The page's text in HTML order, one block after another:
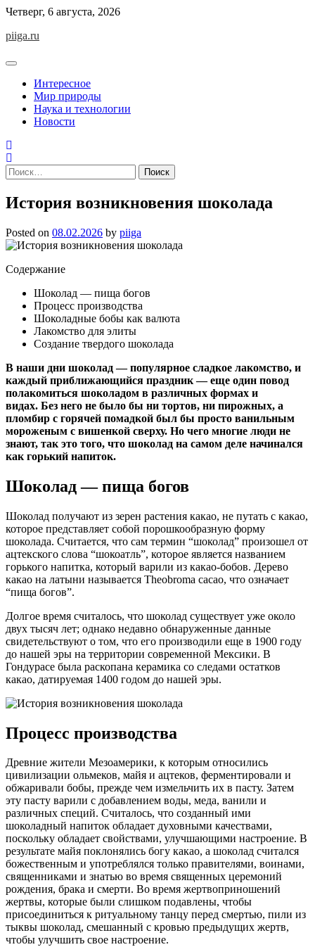
Skip
content
Четверг, 6 августа, 2026
piiga.ru
Интересное
Мир природы
Наука и технологии
Новости
Найти:
История возникновения шоколада
Posted on 08.02.2026 by piiga
Содержание
Шоколад — пища богов
Процесс производства
Шоколадные бобы как валюта
Лакомство для элиты
Создание твердого шоколада
В наши дни шоколад — популярное сладкое лакомство, и
каждый приближающийся праздник — еще один повод
полакомиться шоколадом в различных формах и
видах. Без него не было бы ни тортов, ни пирожных, а
пломбир с горячей помадкой был бы просто ванильным
мороженым с вишенкой сверху. Но чего многие люди не
знают, так это того, что шоколад на самом деле начинался
как горький напиток.
Шоколад — пища богов
Шоколад получают из зерен растения какао, не путать с какао,
которое представляет собой порошкообразную форму
шоколада. Считается, что сам термин “шоколад” произошел от
ацтекского слова “шокоатль”, которое является названием
горького напитка, который варили из какао-бобов. Дерево
какао на латыни называется Theobroma cacao, что означает
“пища богов”.
Долгое время считалось, что шоколад существует уже около
двух тысяч лет; однако недавно обнаруженные данные
свидетельствуют о том, что его производили еще в 1900 году
до нашей эры на территории современной Мексики. В
Гондурасе была раскопана керамика со следами остатков
какао, датируемая 1400 годом до нашей эры.
Процесс производства
Древние жители Мезоамерики, к которым относились
цивилизации ольмеков, майя и ацтеков, ферментировали и
обжаривали бобы, прежде чем измельчить их в пасту. Затем
эту пасту варили с добавлением воды, меда, ванили и
различных специй. Считалось, что созданный ими
шоколадный напиток обладает духовными качествами,
поскольку обладает свойствами, улучшающими настроение. В
результате майя поклонялись богу какао, а шоколад считался
божественным и употреблялся только правителями, воинами,
священниками и знатью во время священных церемоний
рождения, брака и смерти. Во время жертвоприношений
жертвы, которые были слишком подавлены, чтобы
присоединиться к ритуальному танцу перед смертью, пили из
тыквы шоколад, смешанный с кровью предыдущих жертв,
чтобы улучшить свое настроение.